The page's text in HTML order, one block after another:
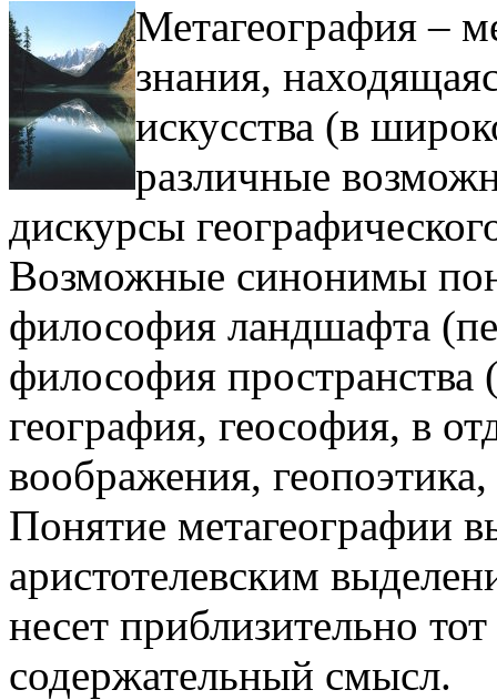
Метагеография –
знания,
искусства (в
различные
дискурсы
Возможные синонимы
философия ландшафта
философия пространства
география, геософия, в
воображения,
Понятие метагеографии
аристотелевским
несет приблизительно
содержательный смысл.